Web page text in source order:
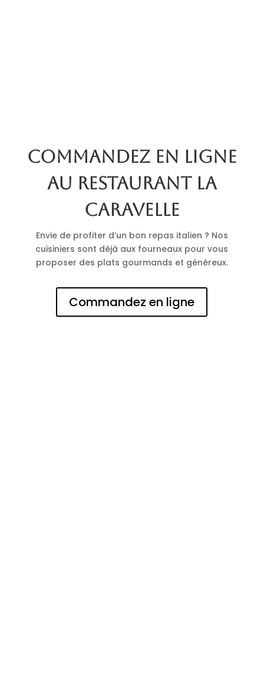
Commandez en ligne
au restaurant La
Caravelle
Envie de profiter d’un bon repas italien ? Nos
cuisiniers sont déjà aux fourneaux pour vous
proposer des plats gourmands et généreux.
Commandez en ligne